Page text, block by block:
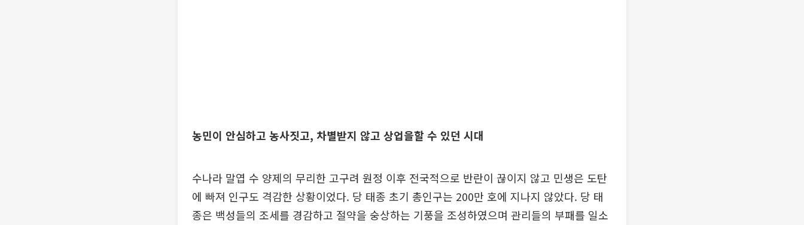
농민이 안심하고 농사짓고, 차별받지 않고 상업을할 수 있던 시대
수나라 말엽 수 양제의 무리한 고구려 원정 이후 전국적으로 반란이 끊이지 않고 민생은 도탄
에 빠져 인구도 격감한 상황이었다. 당 태종 초기 총인구는 200만 호에 지나지 않았다. 당 태
종은 백성들의 조세를 경감하고 절약을 숭상하는 기풍을 조성하였으며 관리들의 부패를 일소